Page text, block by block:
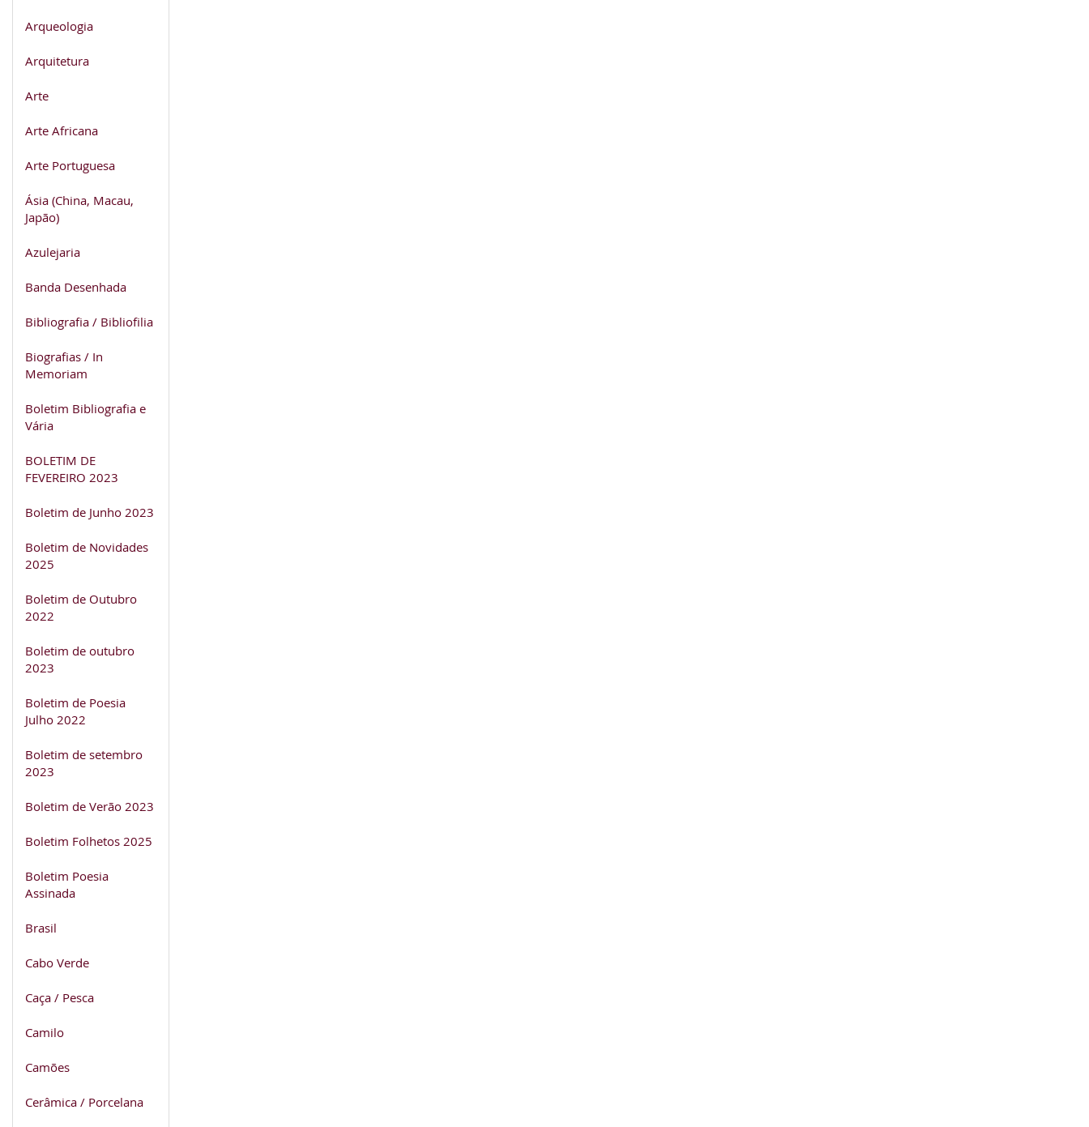
Arqueologia
Arquitetura
Arte
Arte Africana
Arte Portuguesa
Ásia (China, Macau,
Japão)
Azulejaria
Banda Desenhada
Bibliografia / Bibliofilia
Biografias / In
Memoriam
Boletim Bibliografia e
Vária
BOLETIM DE
FEVEREIRO 2023
Boletim de Junho 2023
Boletim de Novidades
2025
Boletim de Outubro
2022
Boletim de outubro
2023
Boletim de Poesia
Julho 2022
Boletim de setembro
2023
Boletim de Verão 2023
Boletim Folhetos 2025
Boletim Poesia
Assinada
Brasil
Cabo Verde
Caça / Pesca
Camilo
Camões
Cerâmica / Porcelana